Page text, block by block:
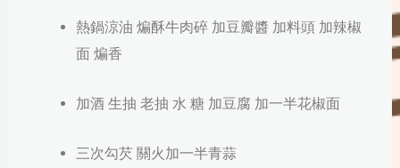
熱鍋涼油 煸酥牛肉碎 加豆瓣醬 加料頭 加辣椒
面 煸香
加酒 生抽 老抽 水 糖 加豆腐 加一半花椒面
三次勾芡 關火加一半青蒜